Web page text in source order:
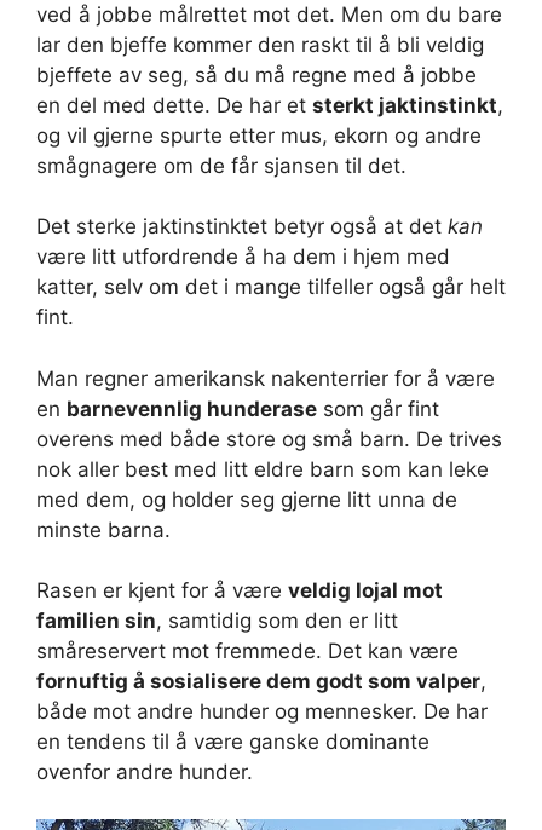
ved å jobbe målrettet mot det. Men om du bare
lar den bjeffe kommer den raskt til å bli veldig
bjeffete av seg, så du må regne med å jobbe
en del med dette. De har et sterkt jaktinstinkt,
og vil gjerne spurte etter mus, ekorn og andre
smågnagere om de får sjansen til det.
Det sterke jaktinstinktet betyr også at det kan
være litt utfordrende å ha dem i hjem med
katter, selv om det i mange tilfeller også går helt
fint.
Man regner amerikansk nakenterrier for å være
en barnevennlig hunderase som går fint
overens med både store og små barn. De trives
nok aller best med litt eldre barn som kan leke
med dem, og holder seg gjerne litt unna de
minste barna.
Rasen er kjent for å være veldig lojal mot
familien sin, samtidig som den er litt
småreservert mot fremmede. Det kan være
fornuftig å sosialisere dem godt som valper,
både mot andre hunder og mennesker. De har
en tendens til å være ganske dominante
ovenfor andre hunder.